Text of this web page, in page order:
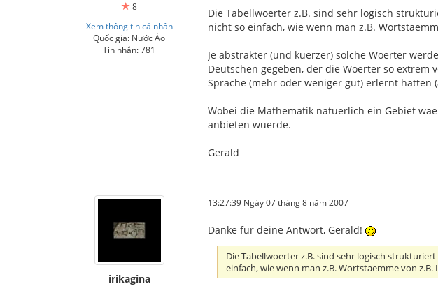
8
Xem thông tin cá nhân
Quốc gia: Nước Áo
Tin nhắn: 781
Die Tabellwoerter z.B. sind sehr logisch
nicht so einfach, wie wenn man z.B.
Je abstrakter (und kuerzer) solche Woerter
Deutschen gegeben, der die Woerter so
Sprache (mehr oder weniger gut) erlernt hatten
Wobei die Mathematik natuerlich ein Gebiet
anbieten wuerde.
Gerald
irikagina
13:27:39 Ngày 07 tháng 8 năm 2007
Danke für deine Antwort, Gerald!
Die Tabellwoerter z.B. sind sehr logisch
einfach, wie wenn man z.B. Wortstaemme von